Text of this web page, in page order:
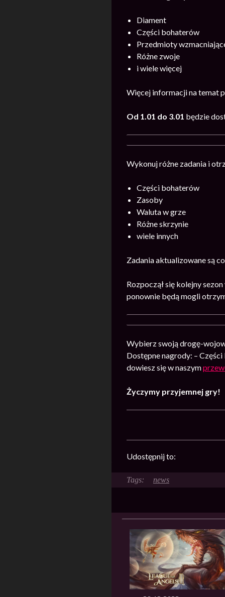
Diament
Części bohaterów
Przedmioty
Różne zwoje
i wiele więcej
Więcej informacji na temat
Od 1.01 do 3.01 będzie
Wykonuj różne zadania i
Części bohaterów
Zasoby
Waluta w grze
Różne skrzynie
wiele innych
Zadania aktualizowane są
Rozpoczął się kolejny
ponownie będą mogli
Wybierz swoją drogę-
Dostępne nagrody: –
dowiesz się w naszym
Życzymy przyjemnej gry!
Udostępnij to:
news